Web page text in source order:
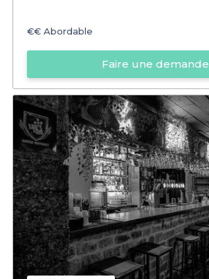
€€ Abordable
Faire une demande